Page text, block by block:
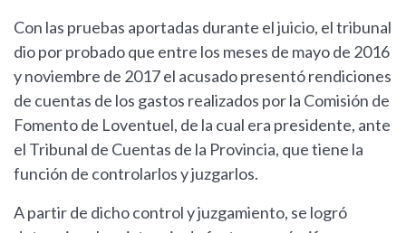
Con las pruebas aportadas durante el juicio, el tribunal
dio por probado que entre los meses de mayo de 2016
y noviembre de 2017 el acusado presentó rendiciones
de cuentas de los gastos realizados por la Comisión de
Fomento de Loventuel, de la cual era presidente, ante
el Tribunal de Cuentas de la Provincia, que tiene la
función de controlarlos y juzgarlos.
A partir de dicho control y juzgamiento, se logró